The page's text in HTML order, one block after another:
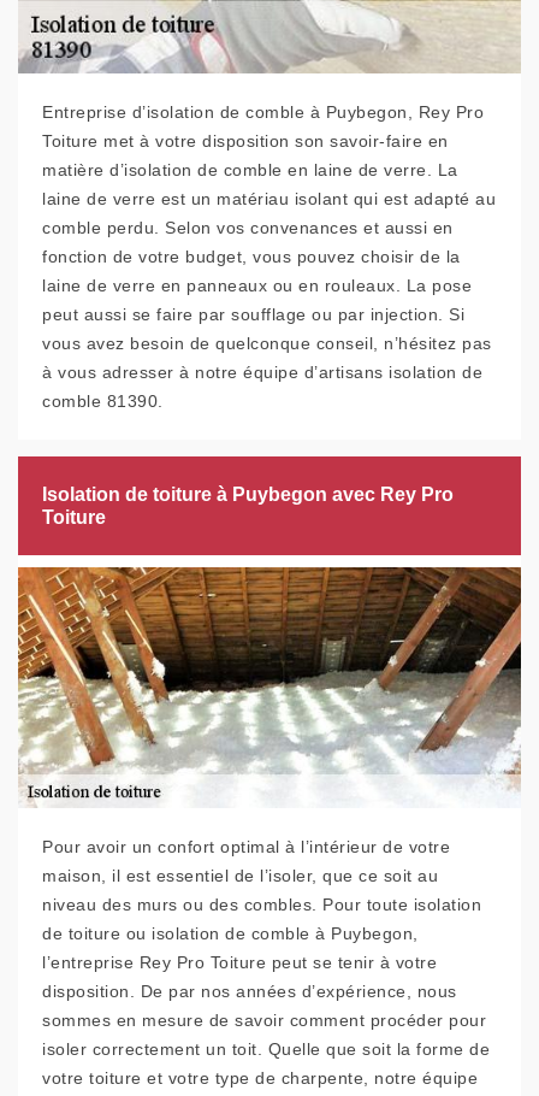
Entreprise d’isolation de comble à Puybegon, Rey Pro
Toiture met à votre disposition son savoir-faire en
matière d’isolation de comble en laine de verre. La
laine de verre est un matériau isolant qui est adapté au
comble perdu. Selon vos convenances et aussi en
fonction de votre budget, vous pouvez choisir de la
laine de verre en panneaux ou en rouleaux. La pose
peut aussi se faire par soufflage ou par injection. Si
vous avez besoin de quelconque conseil, n’hésitez pas
à vous adresser à notre équipe d’artisans isolation de
comble 81390.
Isolation de toiture à Puybegon avec Rey Pro
Toiture
Pour avoir un confort optimal à l’intérieur de votre
maison, il est essentiel de l’isoler, que ce soit au
niveau des murs ou des combles. Pour toute isolation
de toiture ou isolation de comble à Puybegon,
l’entreprise Rey Pro Toiture peut se tenir à votre
disposition. De par nos années d’expérience, nous
sommes en mesure de savoir comment procéder pour
isoler correctement un toit. Quelle que soit la forme de
votre toiture et votre type de charpente, notre équipe